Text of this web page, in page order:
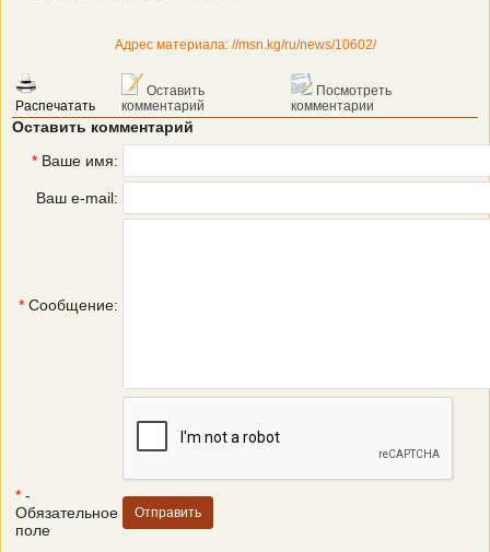
Адрес материала: //msn.kg/ru/news/10602/
Распечатать
Оставить
комментарий
Посмотреть
комментарии
Оставить комментарий
* Ваше имя:
Ваш e-mail:
* Сообщение:
* -
Обязательное
поле